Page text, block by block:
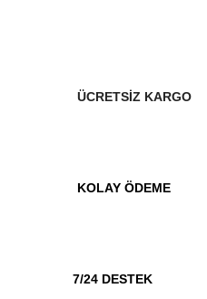
ÜCRETSİZ KARGO
KOLAY ÖDEME
7/24 DESTEK